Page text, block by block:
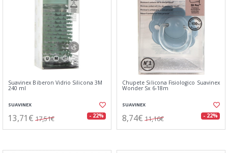
Suavinex Biberon Vidrio Silicona 3M
240 ml
SUAVINEX
13,71€ 17,51€ - 22%
Chupete Silicona Fisiologico Suavinex
Wonder Sx 6-18m
SUAVINEX
8,74€ 11,16€ - 22%